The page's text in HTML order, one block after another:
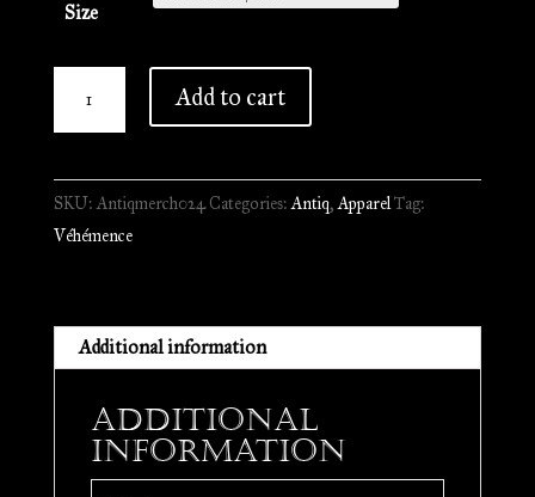
Size
le
Sang
Versé
Shirt
quantity
Add to cart
SKU:Antiqmerch024 Categories:Antiq,ApparelTag:
Véhémence
Additional information
Additional
information